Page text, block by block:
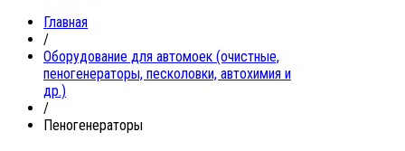
Главная
/
Oборудование для автомоек (очистные,
пеногенераторы, песколовки, автохимия и
др.)
/
Пеногенераторы